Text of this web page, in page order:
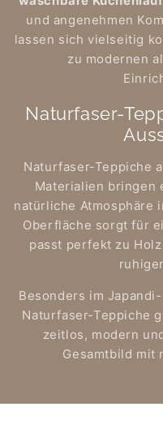
und angenehmen
lassen sich vielseitig
zu modernen
Naturfaser-
Naturfaser-Teppiche
Materialien bringen
natürliche Atmosphäre
Oberfläche sorgt für
passt perfekt zu
Besonders im
Naturfaser-Teppiche
zeitlos, modern
Gesamtbild mit